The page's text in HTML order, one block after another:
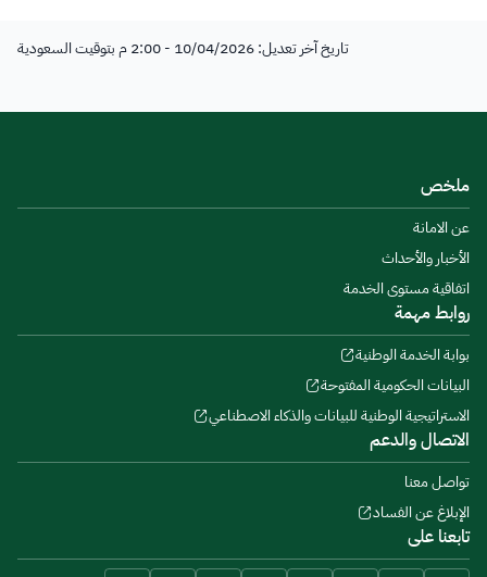
تاريخ آخر تعديل: 10/04/2026 - 2:00 م بتوقيت السعودية
ملخص
عن الامانة
الأخبار والأحداث
اتفاقية مستوى الخدمة
روابط مهمة
بوابة الخدمة الوطنية
البيانات الحكومية المفتوحة
الاستراتيجية الوطنية للبيانات والذكاء الاصطناعي
الاتصال والدعم
تواصل معنا
الإبلاغ عن الفساد
تابعنا على